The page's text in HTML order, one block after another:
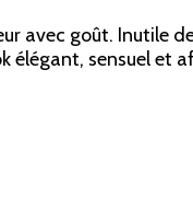
avec goût. Inutile
sensuel et